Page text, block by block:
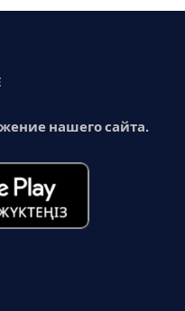
нашего сайта.